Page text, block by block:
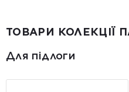
ТОВАРИ КОЛЕКЦІЇ
Для підлоги